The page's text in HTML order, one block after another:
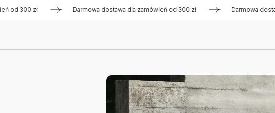
300 zł Darmowa dostawa dla zamówień od 300 zł Darmowa dostawa